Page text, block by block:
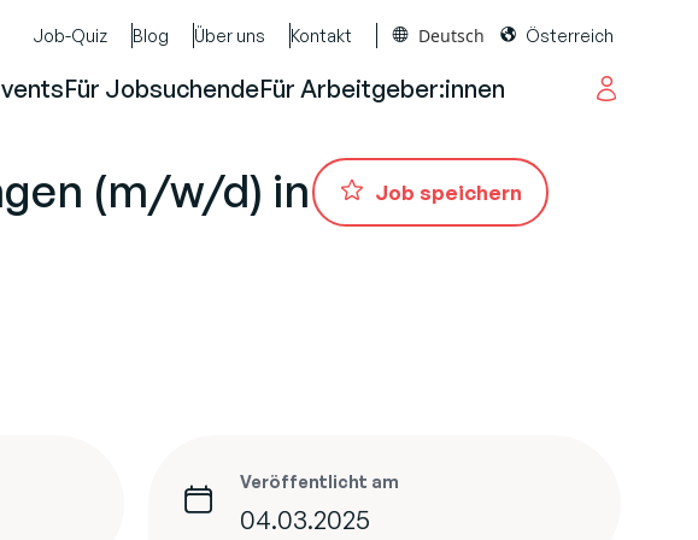
Job-Quiz Blog Über uns Kontakt Deutsch Österreich
Für JobsuchendeFür Arbeitgeber:innen
(m/w/d) in
Job speichern
Veröffentlicht am
04.03.2025